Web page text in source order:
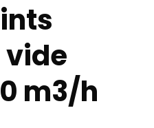
vide
m3/h